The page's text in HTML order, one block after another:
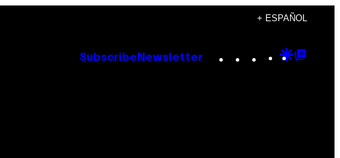
+ ESPAÑOL
Subscribe Newsletter Instagram
TikTok
YouTube
Google